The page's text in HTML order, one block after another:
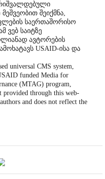
შეიქმნა,
საერთაშორისო
ვებ საიტზე
ავტორების
USAID-ისა და
universal CMS system,
funded Media for
(MTAG) program,
provided through this web-
and does not reflect the